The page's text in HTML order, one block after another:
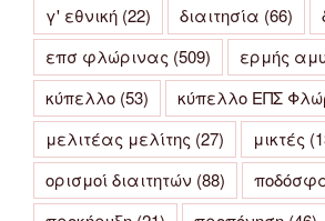
γ' εθνική (22) διαιτησία (66)
επσ φλώρινας (509) ερμής
κύπελλο (53) κύπελλο ΕΠΣ
μελιτέας μελίτης (27) μικτές
ορισμοί διαιτητών (88)